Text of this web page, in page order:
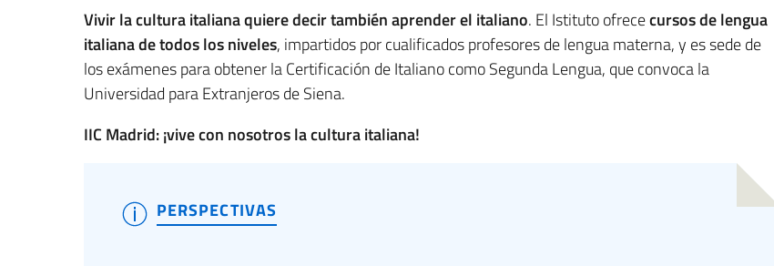
Vivir la cultura italiana quiere decir también aprender el italiano. El Istituto ofrececursos de lengua
italiana de todos los niveles, impartidos por cualificados profesores de lengua materna, y es sede de
los exámenes para obtener la Certificación de Italiano como Segunda Lengua, que convoca la
Universidad para Extranjeros de Siena.
IIC Madrid: ¡vive con nosotros la cultura italiana!
PERSPECTIVAS